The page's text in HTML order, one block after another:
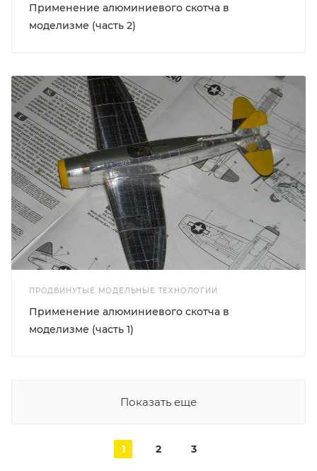
Применение алюминиевого скотча в
моделизме (часть 2)
ПРОДВИНУТЫЕ МОДЕЛЬНЫЕ ТЕХНОЛОГИИ
Применение алюминиевого скотча в
моделизме (часть 1)
Показать еще
1 2 3